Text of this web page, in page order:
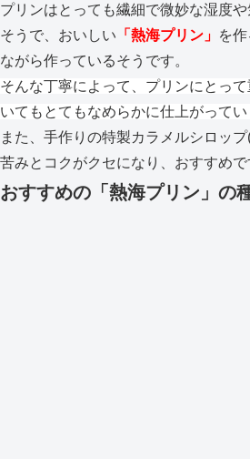
プリンはとっても繊細で微妙な湿度
そうで、おいしい 「熱海プリン」 を
ながら作っているそうです。
そんな丁寧によって、プリンにとっ
いてもとてもなめらかに仕上がってい
また、手作りの特製カラメルシロッ
苦みとコクがクセになり、おすすめで
おすすめの「熱海プリン」の